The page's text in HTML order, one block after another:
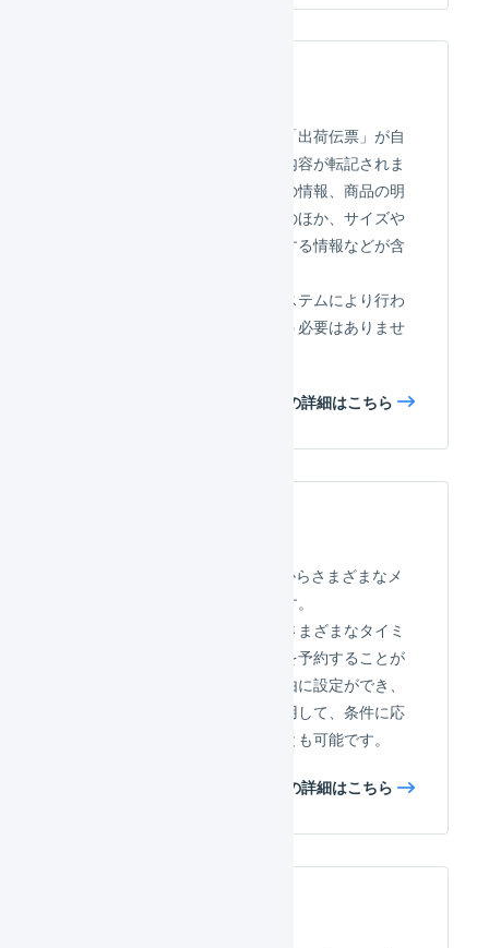
受注伝票が有効化されると、「出荷伝票」が自
動的に起票され、受注伝票の内容が転記されま
す。出荷伝票には、お届け先の情報、商品の明
細、配送方法、代金引換金額のほか、サイズや
重量、個口数など出荷に関連する情報などが含
出荷伝票の起票、転記は、システムにより行わ
れますので、手動で操作を行う必要はありませ
出荷伝票の詳細はこちら
購入者に対して、LOGILESSからさまざまなメ
ールを送信することができます。
受注の受付時、出荷時など、さまざまなタイミ
ングで自動的にメールの送信を予約することが
可能です。テンプレートは自由に設定ができ、
受注伝票の自動処理機能を使用して、条件に応
じて文面を柔軟に変更することも可能です。
LOGILESSでのメール送信の詳細はこちら